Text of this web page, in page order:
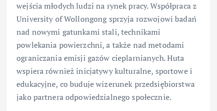
wejścia młodych ludzi na rynek pracy. Współpraca z
University of Wollongong sprzyja rozwojowi badań
nad nowymi gatunkami stali, technikami
powlekania powierzchni, a także nad metodami
ograniczania emisji gazów cieplarnianych. Huta
wspiera również inicjatywy kulturalne, sportowe i
edukacyjne, co buduje wizerunek przedsiębiorstwa
jako partnera odpowiedzialnego społecznie.